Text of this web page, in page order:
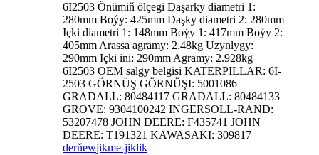
6I2503 Önümiň ölçegi Daşarky diametri 1:
280mm Boýy: 425mm Daşky diametri 2: 280mm
Içki diametri 1: 148mm Boýy 1: 417mm Boýy 2:
405mm Arassa agramy: 2.48kg Uzynlygy:
290mm Içki ini: 290mm Agramy: 2.928kg
6I2503 OEM salgy belgisi KATERPILLAR: 6I-
2503 GÖRNÜŞ GÖRNÜŞI: 5001086
GRADALL: 80484117 GRADALL: 80484133
GROVE: 9304100242 INGERSOLL-RAND:
53207478 JOHN DEERE: F435741 JOHN
DEERE: T191321 KAWASAKI: 309817
derňewjikme-jiklik